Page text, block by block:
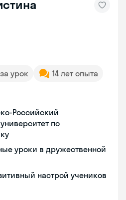
урок
14 лет опыта
Российский
по
уроки в дружественной
настрой учеников